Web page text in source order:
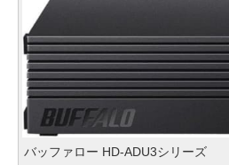
バッファロー HD-ADU3シリーズ